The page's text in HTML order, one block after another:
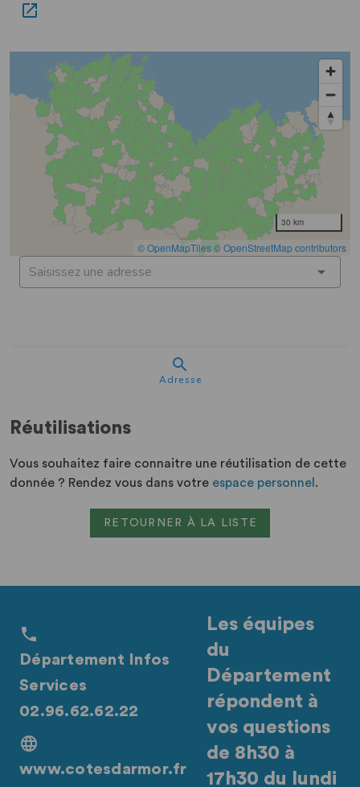
Réutilisations
Vous souhaitez faire connaitre une réutilisation de cette
donnée ? Rendez vous dans votre espace personnel .
RETOURNER À LA LISTE
Département Infos
Services
02.96.62.62.22
www.cotesdarmor.fr
Les équipes
du
Département
répondent à
vos questions
de 8h30 à
17h30 du lundi